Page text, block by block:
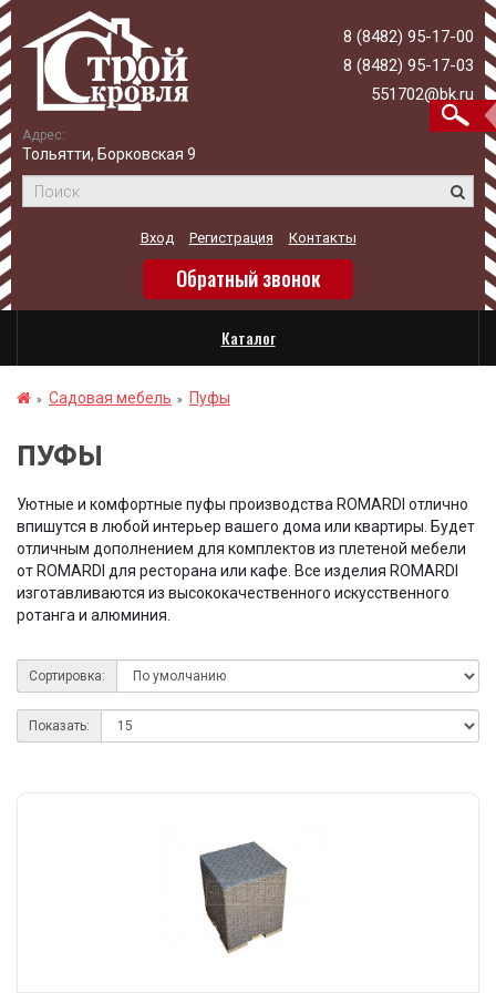
8 (8482) 95-17-00
8 (8482) 95-17-03
551702@bk.ru
Адрес:
Тольятти, Борковская 9
Вход Регистрация Контакты
Обратный звонок
Каталог
Садовая мебель Пуфы
ПУФЫ
Уютные и комфортные пуфы производства ROMARDI отлично
впишутся в любой интерьер вашего дома или квартиры. Будет
отличным дополнением для комплектов из плетеной мебели
от ROMARDI для ресторана или кафе. Все изделия ROMARDI
изготавливаются из высококачественного искусственного
ротанга и алюминия.
Сортировка:
Показать: